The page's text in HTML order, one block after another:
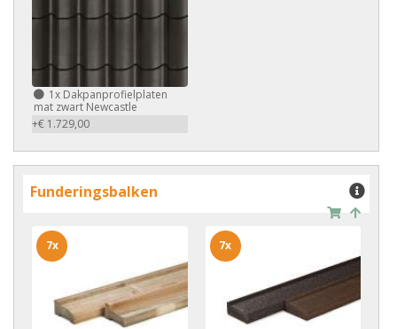
1x Dakpanprofielplaten
mat zwart Newcastle
+€ 1.729,00
Funderingsbalken
7x 7x